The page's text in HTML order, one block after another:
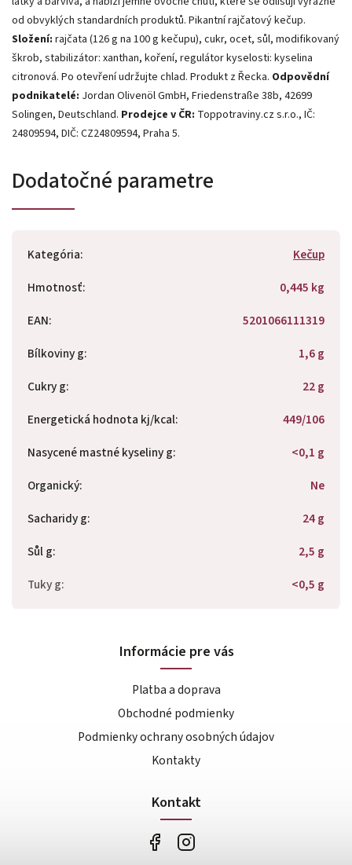
od obvyklých standardních produktů. Pikantní rajčatový kečup.
Složení: rajčata (126 g na 100 g kečupu), cukr, ocet, sůl, modifikovaný
škrob, stabilizátor: xanthan, koření, regulátor kyselosti: kyselina
citronová. Po otevření udržujte chlad. Produkt z Řecka. Odpovědní
podnikatelé: Jordan Olivenöl GmbH, Friedenstraße 38b, 42699
Solingen, Deutschland. Prodejce v ČR: Toppotraviny.cz s.r.o., IČ:
24809594, DIČ: CZ24809594, Praha 5.
Dodatočné parametre
Kategória:
Kečup
Hmotnosť:
0,445 kg
EAN:
5201066111319
Bílkoviny g:
1,6 g
Cukry g:
22 g
Energetická hodnota kj/kcal:
449/106
Nasycené mastné kyseliny g:
<0,1 g
Organický:
Ne
Sacharidy g:
24 g
Sůl g:
2,5 g
Tuky g: <0,5 g
Informácie pre vás
Platba a doprava
Obchodné podmienky
Podmienky ochrany osobných údajov
Kontakty
Kontakt